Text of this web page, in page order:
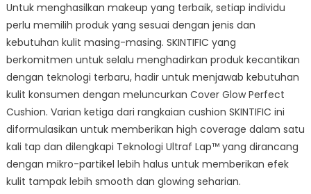
Hadirkan
Inovasi
Terbaru
dengan
Peluncuran
Cover
Glow
Perfect
Cushion
dan
Wajah
Baru
Untuk menghasilkan makeup yang terbaik, setiap individu
perlu memilih produk yang sesuai dengan jenis dan
kebutuhan kulit masing-masing. SKINTIFIC yang
berkomitmen untuk selalu menghadirkan produk kecantikan
dengan teknologi terbaru, hadir untuk menjawab kebutuhan
kulit konsumen dengan meluncurkan Cover Glow Perfect
Cushion. Varian ketiga dari rangkaian cushion SKINTIFIC ini
diformulasikan untuk memberikan high coverage dalam satu
kali tap dan dilengkapi Teknologi Ultraf Lap™ yang dirancang
dengan mikro-partikel lebih halus untuk memberikan efek
kulit tampak lebih smooth dan glowing seharian.